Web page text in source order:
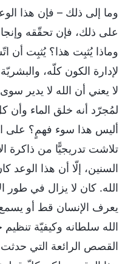
وما إلى ذلك – فإن هذا
على ذلك، فإن تحقّقه
وماذا يُثبِت هذا؟ يُثبِت أن
لإدارة الكون كلّه،
لا يعني أن الله لا يدير
لمُجرّد أنه خلق الماء وأن
أليس هذا سوء فهمٍ؟ على
تلاشت تدريجيًّا من ذاكرة
السنين، إلّا أن هذا الوعد
الله. كان لا يزال في طور
يعرف الإنسان قط أو يسمع
الله سلطانه وكيفيّة تنظيم
القصص الرائعة التي